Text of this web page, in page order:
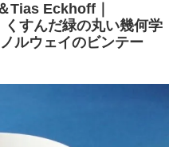
Tias Eckhoff｜
すんだ緑の丸い幾何学
ルウェイのビンテー